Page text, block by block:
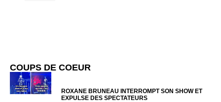
COUPS DE COEUR
ROXANE BRUNEAU INTERROMPT SON SHOW ET
EXPULSE DES SPECTATEURS